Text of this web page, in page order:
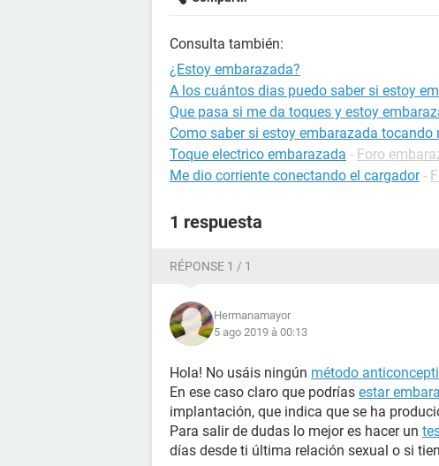
Consulta también:
¿Estoy embarazada?
A los cuántos dias puedo saber si estoy
Que pasa si me da toques y estoy
Como saber si estoy embarazada tocando
Toque electrico embarazada - Foro
Me dio corriente conectando el cargador -
1 respuesta
RÉPONSE 1 / 1
Hermanamayor
5 ago 2019 à 00:13
Hola! No usáis ningún método
En ese caso claro que podrías estar
implantación, que indica que se ha
Para salir de dudas lo mejor es hacer un
días desde ti última relación sexual o si